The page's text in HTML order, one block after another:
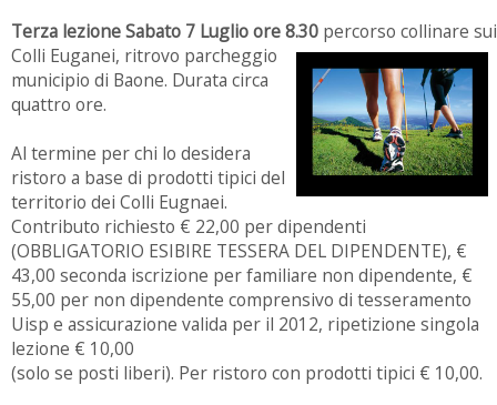
Terza lezione Sabato 7 Luglio ore 8.30 percorso collinare sui
Colli Euganei, ritrovo parcheggio
municipio di Baone. Durata circa
quattro ore.
Al termine per chi lo desidera
ristoro a base di prodotti tipici del
territorio dei Colli Eugnaei.
Contributo richiesto € 22,00 per dipendenti
(OBBLIGATORIO ESIBIRE TESSERA DEL DIPENDENTE), €
43,00 seconda iscrizione per familiare non dipendente, €
55,00 per non dipendente comprensivo di tesseramento
Uisp e assicurazione valida per il 2012, ripetizione singola
lezione € 10,00
(solo se posti liberi). Per ristoro con prodotti tipici € 10,00.